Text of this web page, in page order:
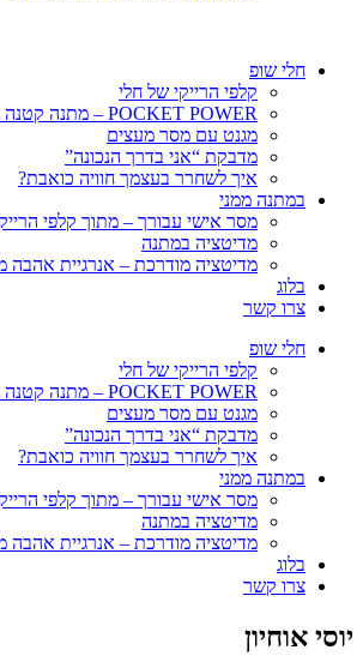
חלי שופ
קלפי הרייקי של חלי
POCKET POWER – מתנה קטנה גדולה
מגנט עם מסר מעצים
מדבקת “אני בדרך הנכונה”
איך לשחרר בעצמך חוויה כואבת?
במתנה ממני
מסר אישי עבורך – מתוך קלפי
מדיטציה במתנה
מדיטציה מודרכת – אנרגיית אהבה
בלוג
צרו קשר
חלי שופ
קלפי הרייקי של חלי
POCKET POWER – מתנה קטנה גדולה
מגנט עם מסר מעצים
מדבקת “אני בדרך הנכונה”
איך לשחרר בעצמך חוויה כואבת?
במתנה ממני
מסר אישי עבורך – מתוך קלפי
מדיטציה במתנה
מדיטציה מודרכת – אנרגיית אהבה
בלוג
צרו קשר
יוסי אוחיון